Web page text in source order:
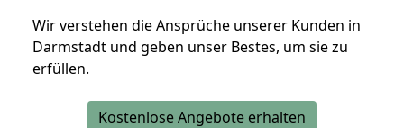
Wir verstehen die Ansprüche unserer Kunden in
Darmstadt und geben unser Bestes, um sie zu
erfüllen.
Kostenlose Angebote erhalten